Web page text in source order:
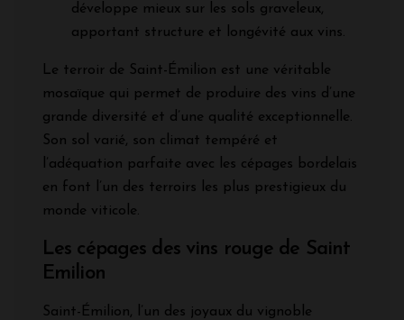
développe mieux sur les sols graveleux,
apportant structure et longévité aux vins.
Le terroir de Saint-Émilion est une véritable
mosaïque qui permet de produire des vins d’une
grande diversité et d’une qualité exceptionnelle.
Son sol varié, son climat tempéré et
l’adéquation parfaite avec les cépages bordelais
en font l’un des terroirs les plus prestigieux du
monde viticole.
Les cépages des vins rouge de Saint
Emilion
Saint-Émilion, l’un des joyaux du vignoble